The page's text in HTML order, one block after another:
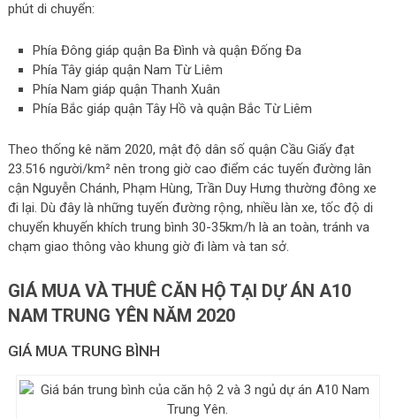
phút di chuyển:
Phía Đông giáp quận Ba Đình và quận Đống Đa
Phía Tây giáp quận Nam Từ Liêm
Phía Nam giáp quận Thanh Xuân
Phía Bắc giáp quận Tây Hồ và quận Bắc Từ Liêm
Theo thống kê năm 2020, mật độ dân số quận Cầu Giấy đạt
23.516 người/km² nên trong giờ cao điểm các tuyến đường lân
cận Nguyễn Chánh, Phạm Hùng, Trần Duy Hưng thường đông xe
đi lại. Dù đây là những tuyến đường rộng, nhiều làn xe, tốc độ di
chuyển khuyến khích trung bình 30-35km/h là an toàn, tránh va
chạm giao thông vào khung giờ đi làm và tan sở.
GIÁ MUA VÀ THUÊ CĂN HỘ TẠI DỰ ÁN A10
NAM TRUNG YÊN NĂM 2020
GIÁ MUA TRUNG BÌNH